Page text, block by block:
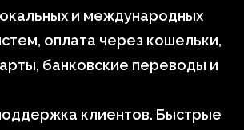
и международных
оплата через кошельки,
банковские переводы и
клиентов. Быстрые